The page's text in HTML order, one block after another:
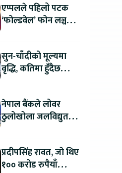
एप्पलले पहिलो पटक
‘फोल्डवेल’ फोन लञ्च
सुन-चाँदीको मूल्यमा
वृद्धि, कतिमा हुँदैछ
नेपाल बैंकले लोवर
ठुलोखोला जलविद्युत
प्रदीपसिंह रावत, जो थिए
१०० करोड रुपैयाँ